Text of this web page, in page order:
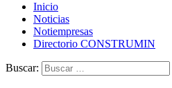
Inicio
Noticias
Notiempresas
Directorio CONSTRUMIN
Buscar: